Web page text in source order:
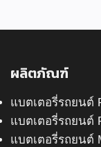
ผลิตภัณฑ์
แบตเตอรี่รถยนต์
แบตเตอรี่รถยนต์
แบตเตอรี่รถยนต์